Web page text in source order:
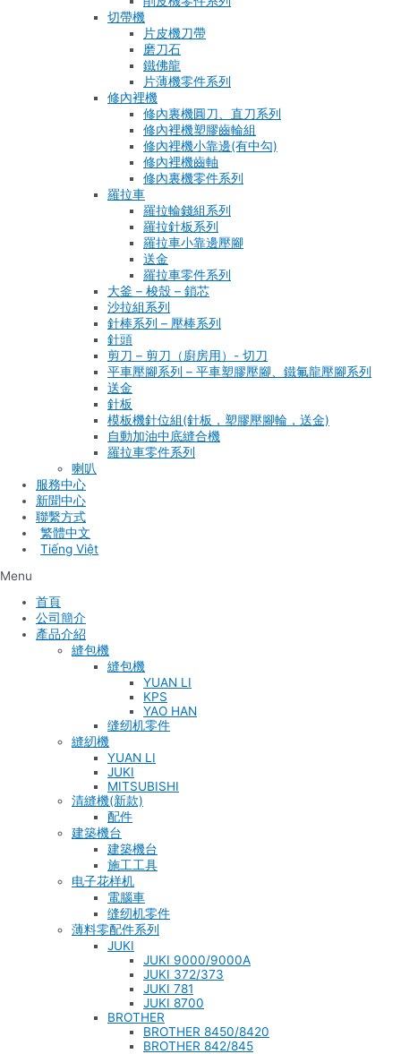
切帶機
片皮機刀帶
磨刀石
鐵佛龍
片薄機零件系列
修內裡機
修內裏機圓刀、直刀系列
修內裡機塑膠齒輪組
修內裡機小靠邊(有中勾)
修內裡機齒軸
修內裏機零件系列
羅拉車
羅拉輪錢組系列
羅拉針板系列
羅拉車小靠邊壓腳
送金
羅拉車零件系列
大釜 – 梭殼 – 鎖芯
沙拉組系列
針棒系列 – 壓棒系列
針頭
剪刀 – 剪刀（廚房用）- 切刀
平車壓腳系列 – 平車塑膠壓腳、鐵氟龍壓腳系列
送金
針板
模板機針位組(針板，塑膠壓腳輪，送金)
自動加油中底縫合機
羅拉車零件系列
喇叭
服務中心
新聞中心
聯繫方式
Tiếng Việt
Menu
首頁
公司簡介
產品介紹
縫包機
縫包機
YUAN LI
KPS
YAO HAN
缝纫机零件
縫紉機
YUAN LI
JUKI
MITSUBISHI
清縫機(新款)
配件
建築機台
建築機台
施工工具
电子花样机
電腦車
缝纫机零件
薄料零配件系列
JUKI
JUKI 9000/9000A
JUKI 372/373
JUKI 781
JUKI 8700
BROTHER
BROTHER 8450/8420
BROTHER 842/845